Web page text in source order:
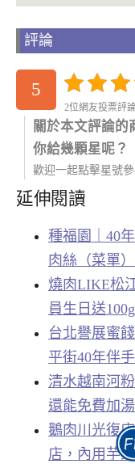
評論
5
2位網友投票評
關於本文評論的
你給幾顆星呢？
歡迎一起點擊星號參
延伸閱讀
種福園｜40
肉絲（菜單）
燒肉LIKE松
員生日送
台北譽展蜜
平街40年伴
清水越南河
還能免費加湯
鵝肉川光復
店，內用芋